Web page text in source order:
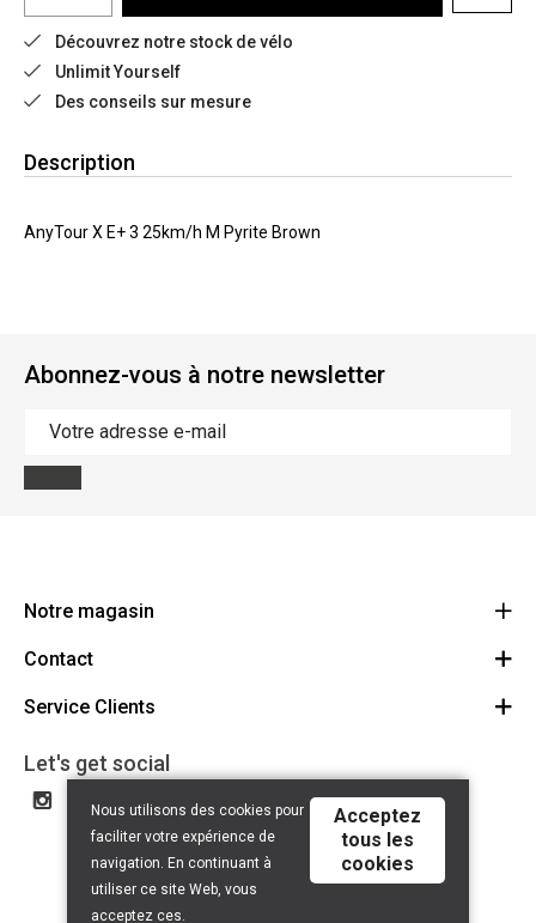
Découvrez notre stock de vélo
Unlimit Yourself
Des conseils sur mesure
Description
AnyTour X E+ 3 25km/h M Pyrite Brown
Abonnez-vous à notre newsletter
Notre magasin
Le Ravito
4600 Visé
+32 4 374 01 31
BE0632.690.220
Contact
Contactez-nous
Service Clients
Conditions Générales
Privacy Policy
Disclaimer
Let's get social
Nous utilisons des cookies pour
faciliter votre expérience de
navigation. En continuant à
utiliser ce site Web, vous
acceptez ces.
Acceptez
tous les
cookies